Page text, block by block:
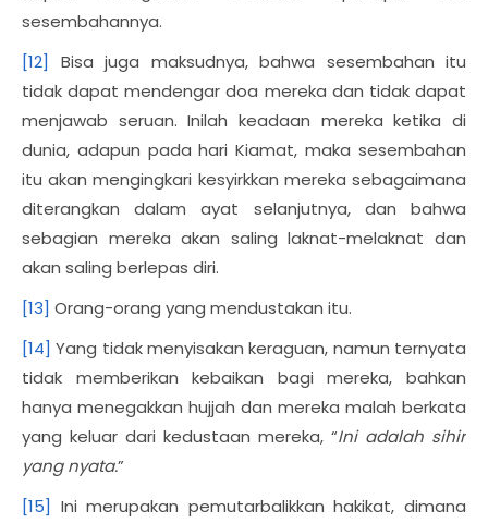
sesembahannya.
[12]
Bisa juga maksudnya, bahwa sesembahan itu
tidak dapat mendengar doa mereka dan tidak dapat
menjawab seruan. Inilah keadaan mereka ketika di
dunia, adapun pada hari Kiamat, maka sesembahan
itu akan mengingkari kesyirkkan mereka sebagaimana
diterangkan dalam ayat selanjutnya, dan bahwa
sebagian mereka akan saling laknat-melaknat dan
akan saling berlepas diri.
[13] Orang-orang yang mendustakan itu.
[14] Yang tidak menyisakan keraguan, namun ternyata
tidak memberikan kebaikan bagi mereka, bahkan
hanya menegakkan hujjah dan mereka malah berkata
yang keluar dari kedustaan mereka, “Ini adalah sihir
yang nyata.”
[15] Ini merupakan pemutarbalikkan hakikat, dimana